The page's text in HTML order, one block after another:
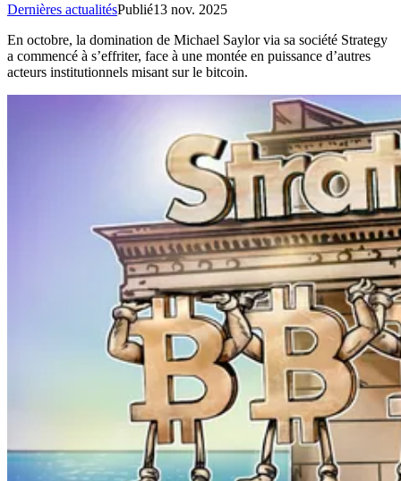
Dernières actualitésPublié13 nov. 2025
En octobre, la domination de Michael Saylor via sa société Strategy
a commencé à s’effriter, face à une montée en puissance d’autres
acteurs institutionnels misant sur le bitcoin.